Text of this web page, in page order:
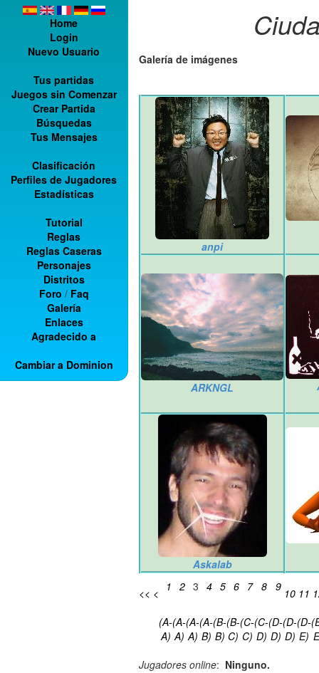
Home
Login
Nuevo Usuario
Tus partidas
Juegos sin Comenzar
Crear Partida
Búsquedas
Tus Mensajes
Clasificación
Perfiles de Jugadores
Estadísticas
Tutorial
Reglas
Reglas Caseras
Personajes
Distritos
Foro / Faq
Galería
Enlaces
Agradecido a
Cambiar a Dominion
Galería de imágenes
anpi
ARKNGL
Askalab
<< < 1 2 3 4 5 6 7 8 9 10 11
(A-
A)
(A-
A)
(A-
A)
(A-
B)
(B-
B)
(B-
C)
(C-
C)
(C-
D)
(D-
D)
(D-
D)
(D-
E)
Jugadores online: Ninguno.